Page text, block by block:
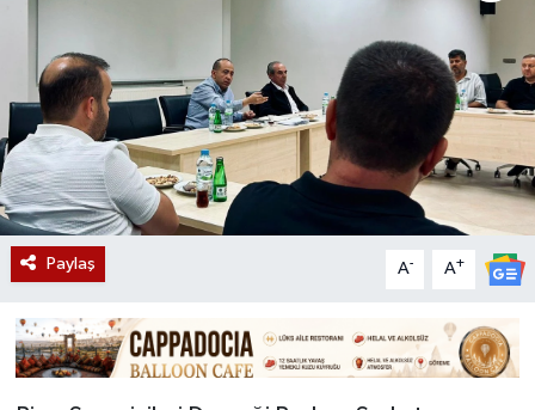
Paylaş A- A+